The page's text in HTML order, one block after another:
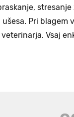
Pri blagem
Vsaj